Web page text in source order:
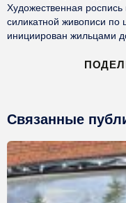
Художественная
силикатной живописи по
инициирован жильцами
Связанные